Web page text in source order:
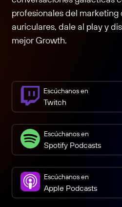
profesionales del
auriculares, dale al play y
mejor Growth.
Escúchanos en
Twitch
Escúchanos en
Spotify Podcasts
Escúchanos en
Apple Podcasts